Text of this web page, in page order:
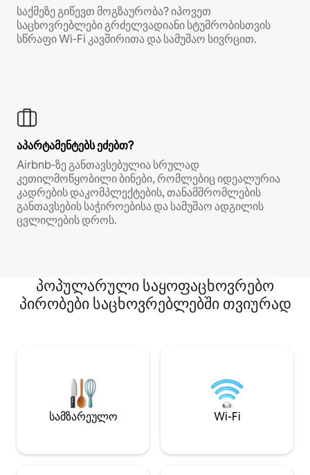
საქმეზე გიწევთ მოგზაურობა? იპოვეთ
საცხოვრებლები გრძელვადიანი სტუმრობისთვის
სწრაფი Wi‑Fi კავშირითა და სამუშაო სივრცით.
აპარტამენტებს ეძებთ?
Airbnb‑ზე განთავსებულია სრულად
კეთილმოწყობილი ბინები, რომლებიც იდეალურია
კადრების დაკომპლექტების, თანამშრომლების
განთავსების საჭიროებისა და სამუშაო ადგილის
ცვლილების დროს.
პოპულარული საყოფაცხოვრებო
პირობები საცხოვრებლებში თვიურად
სამზარეულო Wi-Fi